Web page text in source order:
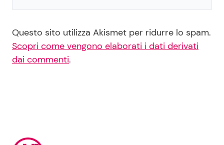
Questo sito utilizza Akismet per ridurre lo spam.
Scopri come vengono elaborati i dati derivati
dai commenti.